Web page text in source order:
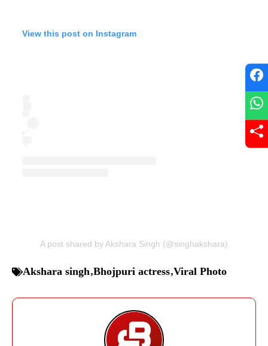
View this post on Instagram
A post shared by Akshara Singh (@singhakshara)
Akshara singh,Bhojpuri actress,Viral Photo